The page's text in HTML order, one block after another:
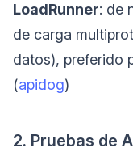
LoadRunner: de
de carga
datos), preferido
(apidog)
2. Pruebas de